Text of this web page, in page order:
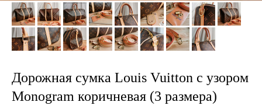
Дорожная сумка Louis Vuitton с узором
Monogram коричневая (3 размера)